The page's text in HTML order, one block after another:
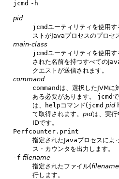
jcmd -h
pid
jcmd ユーティリティを使用
ストがJavaプロセスのプロセ
main-class
jcmd ユーティリティを使用
された名前を持つすべての
クエストが送信されます。
command
command は、選択したJVMに
ある必要があります。
jcmd
は、
help コマンド(jcmd pid
て取得されます。 pidは、実
IDです。
Perfcounter.print
指定されたJavaプロセスによ
ス・カウンタを出力します。
-f filename
指定されたファイル(filename
行します。